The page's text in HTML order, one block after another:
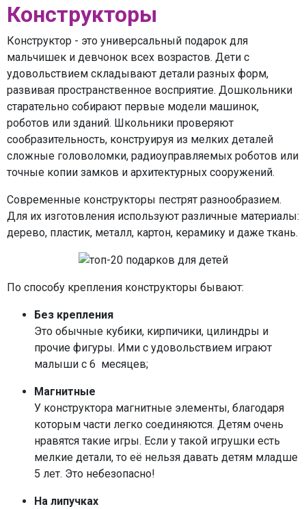
Конструкторы
Конструктор - это универсальный подарок для
мальчишек и девчонок всех возрастов. Дети с
удовольствием складывают детали разных форм,
развивая пространственное восприятие. Дошкольники
старательно собирают первые модели машинок,
роботов или зданий. Школьники проверяют
сообразительность, конструируя из мелких деталей
сложные головоломки, радиоуправляемых роботов или
точные копии замков и архитектурных сооружений.
Современные конструкторы пестрят разнообразием.
Для их изготовления используют различные материалы:
дерево, пластик, металл, картон, керамику и даже ткань.
По способу крепления конструкторы бывают:
Без крепления
Это обычные кубики, кирпичики, цилиндры и
прочие фигуры. Ими с удовольствием играют
малыши с 6 месяцев;
Магнитные
У конструктора магнитные элементы, благодаря
которым части легко соединяются. Детям очень
нравятся такие игры. Если у такой игрушки есть
мелкие детали, то её нельзя давать детям младше
5 лет. Это небезопасно!
На липучках